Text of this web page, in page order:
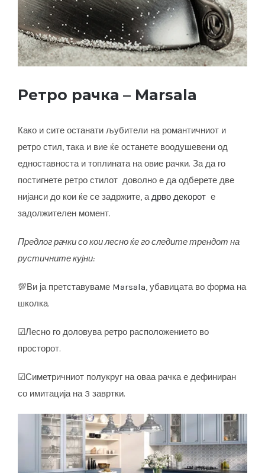
Ретро рачка – Marsala
Како и сите останати љубители на романтичниот и
ретро стил, така и вие ќе останете воодушевени од
едноставноста и топлината на овие рачки. За да го
постигнете ретро стилот доволно е да одберете две
нијанси до кои ќе се задржите, адрво декорот е
задолжителен момент.
Предлог рачки со кои лесно ќе го следите трендот на
рустичните кујни:
💯Ви ја претставуваме Marsala, убавицата во форма на
школка.
☑Лесно го доловува ретро расположението во
просторот.
☑Симетричниот полукруг на оваа рачка е дефиниран
со имитација на 3 завртки.